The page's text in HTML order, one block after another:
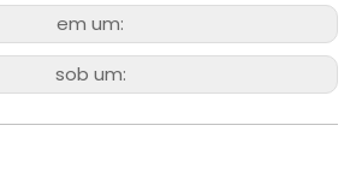
em um:
sob um: